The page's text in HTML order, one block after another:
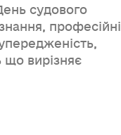
судового
професійні
що вирізняє